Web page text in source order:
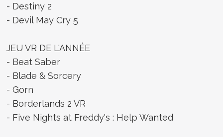
- Destiny 2
- Devil May Cry 5
JEU VR DE L'ANNÉE
- Beat Saber
- Blade & Sorcery
- Gorn
- Borderlands 2 VR
- Five Nights at Freddy's : Help Wanted